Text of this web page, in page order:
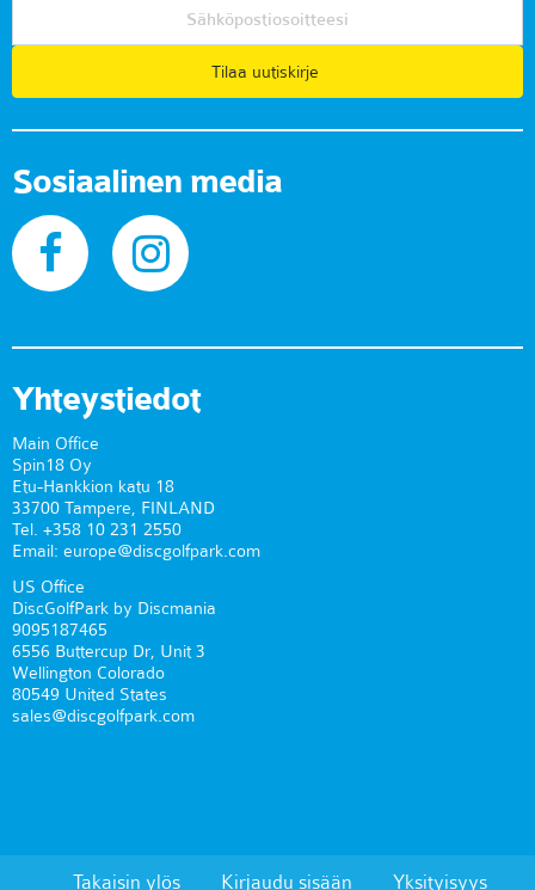
Tilaa uutiskirje
Sosiaalinen media
Yhteystiedot
Main Office
Spin18 Oy
Etu-Hankkion katu 18
33700 Tampere, FINLAND
Tel. +358 10 231 2550
Email: europe@discgolfpark.com
US Office
DiscGolfPark by Discmania
9095187465
6556 Buttercup Dr, Unit 3
Wellington Colorado
80549 United States
sales@discgolfpark.com
Takaisin ylös Kirjaudu sisään Yksityisyys